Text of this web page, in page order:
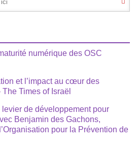
numérique des OSC
et l’impact au cœur des
Times of Israël
levier de développement pour
Benjamin des Gachons,
pour la Prévention de